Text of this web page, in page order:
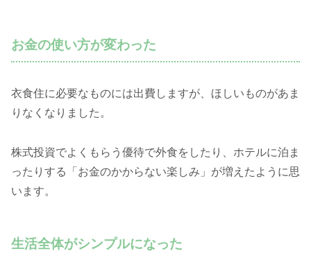
お金の使い方が変わった
衣食住に必要なものには出費しますが、ほしいものがあま
りなくなりました。
株式投資でよくもらう 優待で外食をしたり、ホテルに泊ま
ったりする「お金のかからない楽しみ」が増えた ように思
います。
生活全体がシンプルになった